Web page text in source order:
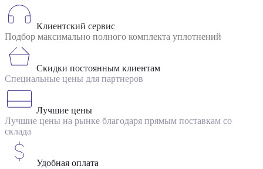
Клиентский сервис
Подбор максимально полного комплекта уплотнений
Скидки постоянным клиентам
Специальные цены для партнеров
Лучшие цены
Лучшие цены на рынке благодаря прямым поставкам со
склада
Удобная оплата